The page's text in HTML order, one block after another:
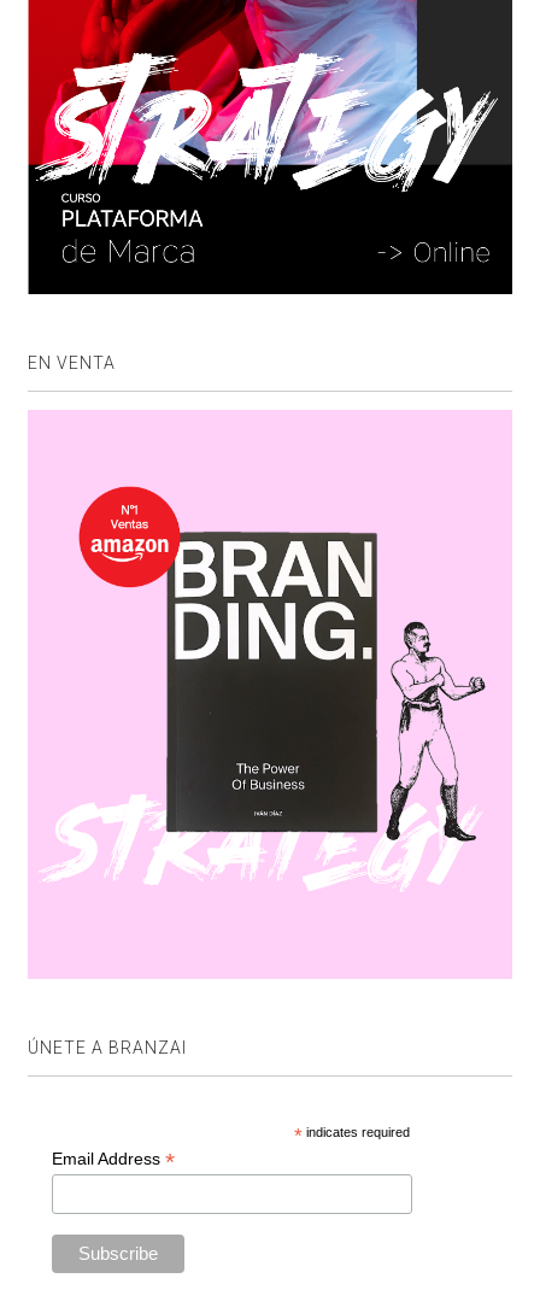
EN VENTA
ÚNETE A BRANZAI
* indicates required
Email Address *